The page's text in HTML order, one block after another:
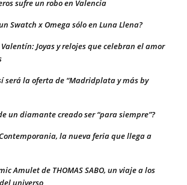
sufre un robo en Valencia
Swatch x Omega sólo en Luna Llena?
Joyas y relojes que celebran el amor
será la oferta de “Madridplata y más by
un diamante creado ser “para siempre”?
la nueva feria que llega a
Amulet de THOMAS SABO, un viaje a los
universo